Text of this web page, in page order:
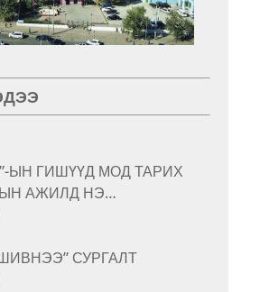
ЫН ГИШҮҮД МОД ТАРИХ
АЖИЛД НЭ…
СУРГАЛТ